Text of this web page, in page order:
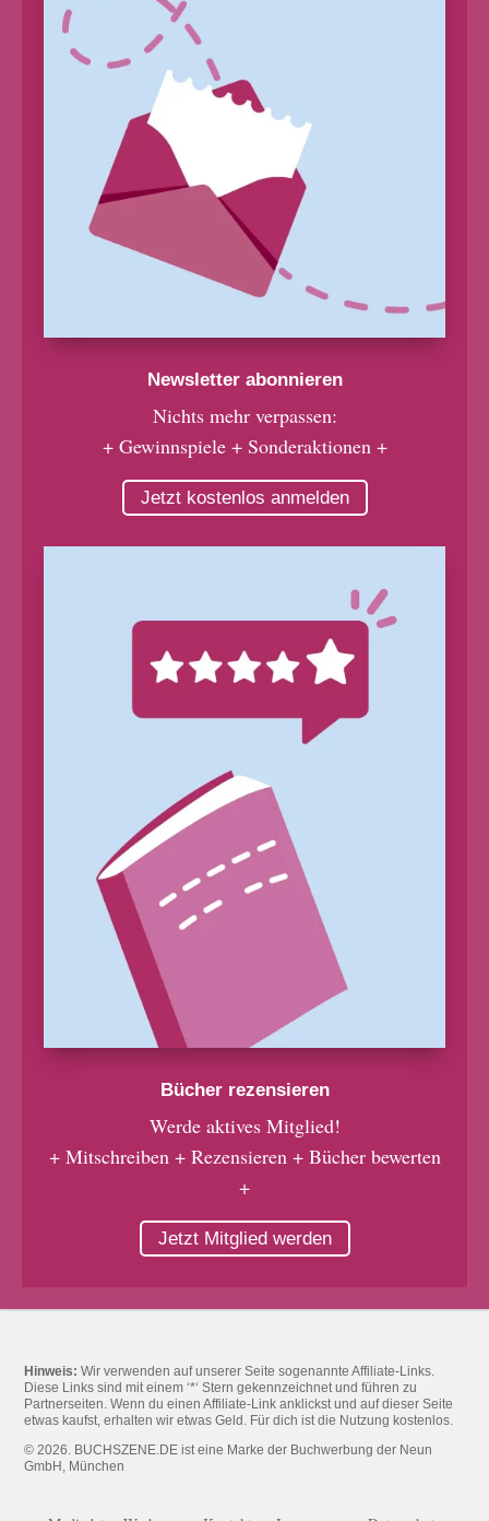
Newsletter abonnieren
Nichts mehr verpassen:
+ Gewinnspiele + Sonderaktionen +
Jetzt kostenlos anmelden
Bücher rezensieren
Werde aktives Mitglied!
+ Mitschreiben + Rezensieren + Bücher bewerten
+
Jetzt Mitglied werden
Hinweis: Wir verwenden auf unserer Seite sogenannte Affiliate-Links.
Diese Links sind mit einem ‘*‘ Stern gekennzeichnet und führen zu
Partnerseiten. Wenn du einen Affiliate-Link anklickst und auf dieser Seite
etwas kaufst, erhalten wir etwas Geld. Für dich ist die Nutzung kostenlos.
© 2026. BUCHSZENE.DE ist eine Marke der Buchwerbung der Neun
GmbH, München